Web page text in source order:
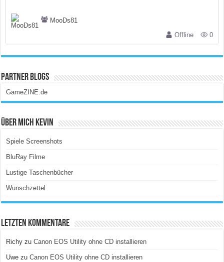
MooDs81
Offline
0
Partner Blogs
GameZINE.de
Über Mich Kevin
Spiele Screenshots
BluRay Filme
Lustige Taschenbücher
Wunschzettel
Letzten Kommentare
Richy zuCanon EOS Utility ohne CD installieren
Uwe zuCanon EOS Utility ohne CD installieren